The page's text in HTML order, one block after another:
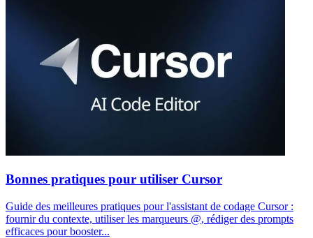
Bonnes pratiques pour utiliser Cursor
Guide des meilleures pratiques pour l'assistant de codage Cursor :
fournir du contexte, utiliser les marqueurs @, rédiger des prompts
efficaces pour booster...